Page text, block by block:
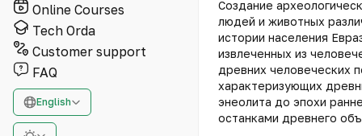
Online Courses
Tech Orda
Customer support
FAQ
English
Создание
людей и животных
истории населения
извлеченных из
древних человеческих
характеризующих
энеолита до эпохи
останками древнего